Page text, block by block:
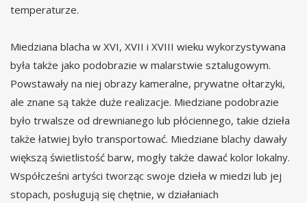
temperaturze.
Miedziana blacha w XVI, XVII i XVIII wieku wykorzystywana
była także jako podobrazie w malarstwie sztalugowym.
Powstawały na niej obrazy kameralne, prywatne ołtarzyki,
ale znane są także duże realizacje. Miedziane podobrazie
było trwalsze od drewnianego lub płóciennego, takie dzieła
także łatwiej było transportować. Miedziane blachy dawały
większą świetlistość barw, mogły także dawać kolor lokalny.
Współcześni artyści tworząc swoje dzieła w miedzi lub jej
stopach, posługują się chętnie, w działaniach